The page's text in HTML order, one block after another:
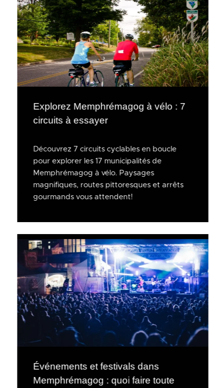
Explorez Memphrémagog à vélo : 7
circuits à essayer
Découvrez 7 circuits cyclables en boucle
pour explorer les 17 municipalités de
Memphrémagog à vélo. Paysages
magnifiques, routes pittoresques et arrêts
gourmands vous attendent!
Événements et festivals dans
Memphrémagog : quoi faire toute